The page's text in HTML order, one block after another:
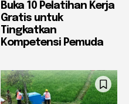
Buka 10 Pelatihan Kerja
Gratis untuk
Tingkatkan
Kompetensi Pemuda